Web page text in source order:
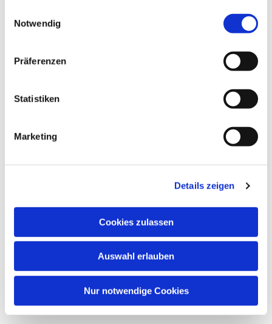
Notwendig
Präferenzen
Statistiken
Marketing
Details zeigen
Cookies zulassen
Auswahl erlauben
Nur notwendige Cookies